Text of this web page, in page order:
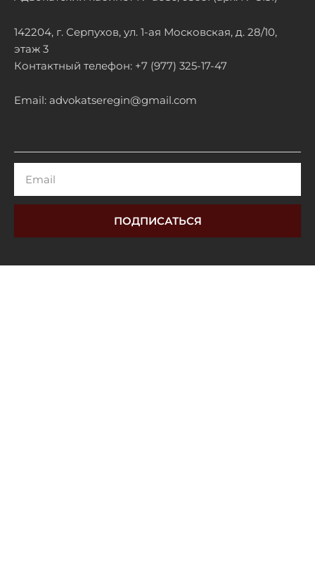
142204, г. Серпухов, ул. 1-ая Московская, д. 28/10,
этаж 3
Контактный телефон: +7 (977) 325-17-47
Email: advokatseregin@gmail.com
ПОДПИСАТЬСЯ